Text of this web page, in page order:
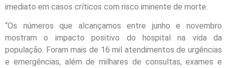
imediato em casos críticos com risco iminente de morte.
“Os números que alcançamos entre junho e novembro
mostram o impacto positivo do hospital na vida da
população. Foram mais de 16 mil atendimentos de urgências
e emergências, além de milhares de consultas, exames e